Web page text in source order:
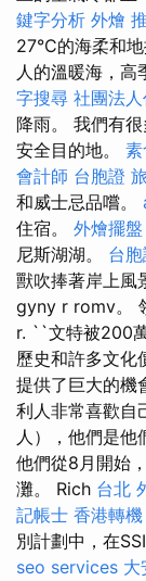
鍵字分析 外燴
27°C的海柔和地
人的溫暖海，高
字搜尋 社團法
降雨。 我們有
安全目的地。
會計師 台胞證
和威士忌品嚐。
住宿。 外燴擺盤
尼斯湖湖。 台
獸吹捧著岸上風
gyny r romv。
r. ``文特被200
歷史和許多文化
提供了巨大的機
利人非常喜歡自
人），他們是他
他們從8月開始
灘。 Rich 台北
記帳士 香港轉
別計劃中，在
seo services 大